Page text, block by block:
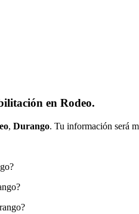
en Rodeo.
, Durango. Tu información será